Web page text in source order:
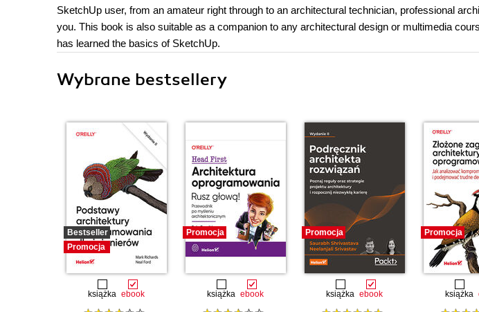
SketchUp user, from an amateur right through to an architectural technician, professional
you. This book is also suitable as a companion to any architectural design or multimedia
has learned the basics of SketchUp.
Wybrane bestsellery
Bestseller
Promocja
książka ebook
Promocja
książka ebook
Promocja
książka ebook
Promocja
książka